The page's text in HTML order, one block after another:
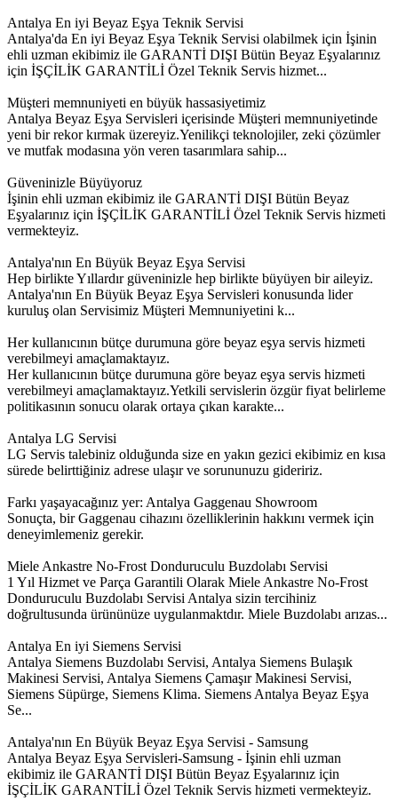
Antalya En iyi Beyaz Eşya Teknik Servisi
Antalya'da En iyi Beyaz Eşya Teknik Servisi olabilmek için İşinin
ehli uzman ekibimiz ile GARANTİ DIŞI Bütün Beyaz Eşyalarınız
için İŞÇİLİK GARANTİLİ Özel Teknik Servis hizmet...
Müşteri memnuniyeti en büyük hassasiyetimiz
Antalya Beyaz Eşya Servisleri içerisinde Müşteri memnuniyetinde
yeni bir rekor kırmak üzereyiz.Yenilikçi teknolojiler, zeki çözümler
ve mutfak modasına yön veren tasarımlara sahip...
Güveninizle Büyüyoruz
İşinin ehli uzman ekibimiz ile GARANTİ DIŞI Bütün Beyaz
Eşyalarınız için İŞÇİLİK GARANTİLİ Özel Teknik Servis hizmeti
vermekteyiz.
Antalya'nın En Büyük Beyaz Eşya Servisi
Hep birlikte Yıllardır güveninizle hep birlikte büyüyen bir aileyiz.
Antalya'nın En Büyük Beyaz Eşya Servisleri konusunda lider
kuruluş olan Servisimiz Müşteri Memnuniyetini k...
Her kullanıcının bütçe durumuna göre beyaz eşya servis hizmeti
verebilmeyi amaçlamaktayız.
Her kullanıcının bütçe durumuna göre beyaz eşya servis hizmeti
verebilmeyi amaçlamaktayız.Yetkili servislerin özgür fiyat belirleme
politikasının sonucu olarak ortaya çıkan karakte...
Antalya LG Servisi
LG Servis talebiniz olduğunda size en yakın gezici ekibimiz en kısa
sürede belirttiğiniz adrese ulaşır ve sorununuzu gideririz.
Farkı yaşayacağınız yer: Antalya Gaggenau Showroom
Sonuçta, bir Gaggenau cihazını özelliklerinin hakkını vermek için
deneyimlemeniz gerekir.
Miele Ankastre No-Frost Donduruculu Buzdolabı Servisi
1 Yıl Hizmet ve Parça Garantili Olarak Miele Ankastre No-Frost
Donduruculu Buzdolabı Servisi Antalya sizin tercihiniz
doğrultusunda ürününüze uygulanmaktdır. Miele Buzdolabı arızas...
Antalya En iyi Siemens Servisi
Antalya Siemens Buzdolabı Servisi, Antalya Siemens Bulaşık
Makinesi Servisi, Antalya Siemens Çamaşır Makinesi Servisi,
Siemens Süpürge, Siemens Klima. Siemens Antalya Beyaz Eşya
Se...
Antalya'nın En Büyük Beyaz Eşya Servisi - Samsung
Antalya Beyaz Eşya Servisleri-Samsung - İşinin ehli uzman
ekibimiz ile GARANTİ DIŞI Bütün Beyaz Eşyalarınız için
İŞÇİLİK GARANTİLİ Özel Teknik Servis hizmeti vermekteyiz.